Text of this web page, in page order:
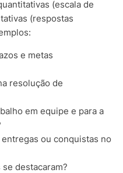
(escala de
(respostas
e metas
resolução de
em equipe e para a
ou conquistas no
destacaram?